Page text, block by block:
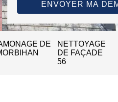
DE
NETTOYAGE
DE FAÇADE
56